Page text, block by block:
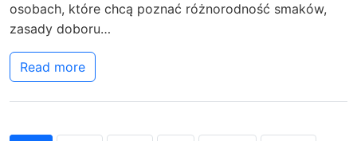
osobach, które chcą poznać różnorodność smaków,
zasady doboru…
Read more